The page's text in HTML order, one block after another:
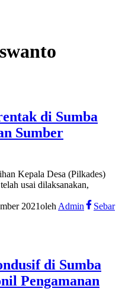
di Sumba
Sumber
Kepala Desa (Pilkades)
usai dilaksanakan,
2021oleh Admin
Sebar
di Sumba
Pengamanan